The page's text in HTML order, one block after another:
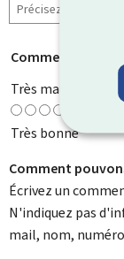
Comment
Très mauvaise
Très bonne
Comment
Écrivez un
N'indiquez pas
mail, nom,